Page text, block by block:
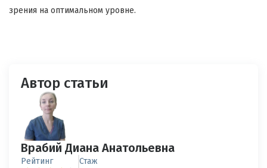
зрения на оптимальном уровне.
Автор статьи
Врабий Диана Анатольевна
Рейтинг Стаж